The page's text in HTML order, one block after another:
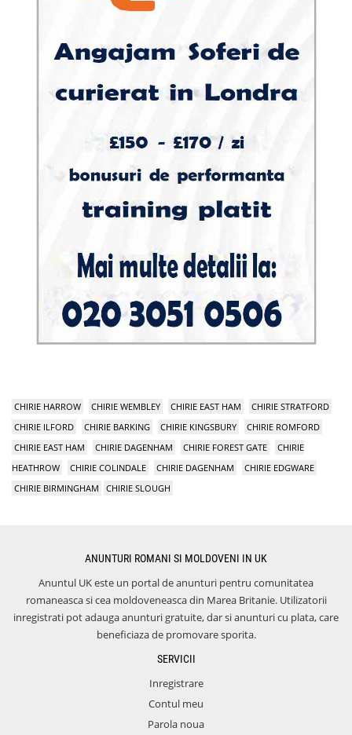
CHIRIE HARROW CHIRIE WEMBLEY CHIRIE EAST HAM
CHIRIE STRATFORD
CHIRIE ILFORD
CHIRIE BARKING CHIRIE KINGSBURY
CHIRIE ROMFORD
CHIRIE EAST HAM
CHIRIE DAGENHAM CHIRIE FOREST GATE
CHIRIE
HEATHROW
CHIRIE COLINDALE CHIRIE DAGENHAM
CHIRIE EDGWARE
CHIRIE BIRMINGHAM
CHIRIE SLOUGH
ANUNTURI ROMANI SI MOLDOVENI IN UK
Anuntul UK este un portal de anunturi pentru comunitatea
romaneasca si cea moldoveneasca din Marea Britanie. Utilizatorii
inregistrati pot adauga anunturi gratuite, dar si anunturi cu plata, care
beneficiaza de promovare sporita.
SERVICII
Inregistrare
Contul meu
Parola noua